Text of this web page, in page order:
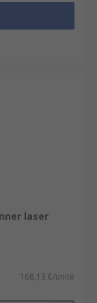
laser
168,13 €/unité